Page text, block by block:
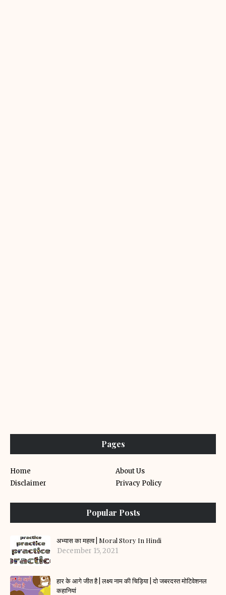
Pages
Home
About Us
Disclaimer
Privacy Policy
Popular Posts
अभ्यास का महत्व | Moral Story In Hindi
December 15, 2021
हार के आगे जीत है | लक्ष्य नाम की चिड़िया | दो जबरदस्त मोटिवेशनल
कहानियां